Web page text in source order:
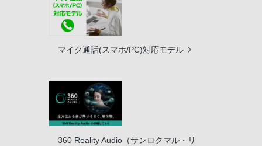
マイク通話(スマホ/PC)対応モデル
360 Reality Audio（サンロクマル・リ